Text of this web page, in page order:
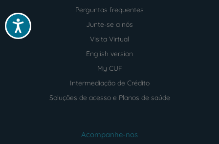
Acessibilidade
Perguntas frequentes
Junte-se a nós
Visita Virtual
English version
My CUF
Intermediação de Crédito
Soluções de acesso e Planos de saúde
Acompanhe-nos